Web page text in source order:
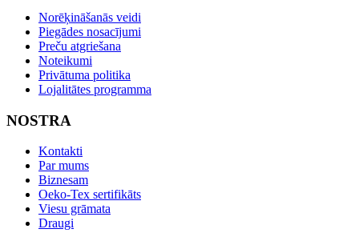
Norēķināšanās veidi
Piegādes nosacījumi
Preču atgriešana
Noteikumi
Privātuma politika
Lojalitātes programma
NOSTRA
Kontakti
Par mums
Biznesam
Oeko-Tex sertifikāts
Viesu grāmata
Draugi